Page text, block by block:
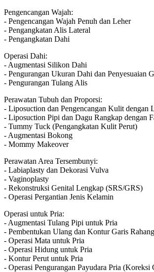
Pengencangan Wajah:
- Pengencangan Wajah Penuh dan Leher
- Pengangkatan Alis Lateral
- Pengangkatan Dahi
Operasi Dahi:
- Augmentasi Silikon Dahi
- Pengurangan Ukuran Dahi dan Penyesuaian
- Pengurangan Tulang Alis
Perawatan Tubuh dan Proporsi:
- Liposuction dan Pengencangan Kulit dengan
- Liposuction Pipi dan Dagu Rangkap dengan
- Tummy Tuck (Pengangkatan Kulit Perut)
- Augmentasi Bokong
- Mommy Makeover
Perawatan Area Tersembunyi:
- Labiaplasty dan Dekorasi Vulva
- Vaginoplasty
- Rekonstruksi Genital Lengkap (SRS/GRS)
- Operasi Pergantian Jenis Kelamin
Operasi untuk Pria:
- Augmentasi Tulang Pipi untuk Pria
- Pembentukan Ulang dan Kontur Garis
- Operasi Mata untuk Pria
- Operasi Hidung untuk Pria
- Kontur Perut untuk Pria
- Operasi Pengurangan Payudara Pria (Koreksi